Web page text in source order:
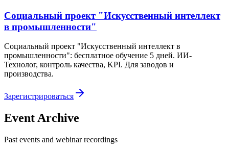
Социальный проект "Искусственный интеллект
в промышленности"
Социальный проект "Искусственный интеллект в
промышленности": бесплатное обучение 5 дней. ИИ-
Технолог, контроль качества, KPI. Для заводов и
производства.
Зарегистрироваться
Event Archive
Past events and webinar recordings